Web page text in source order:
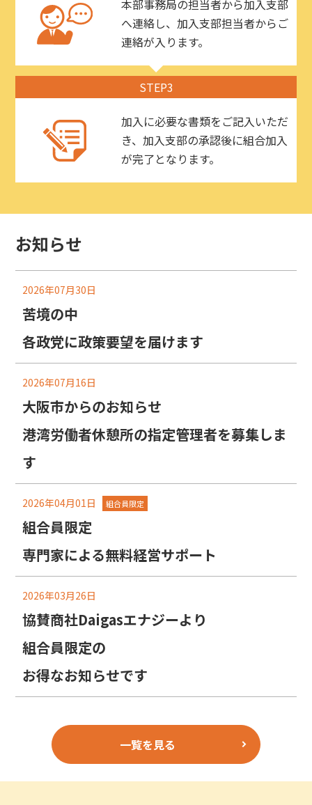
本部事務局の担当者から加入支部
へ連絡し、加入支部担当者からご
連絡が入ります。
STEP3
加入に必要な書類をご記入いただ
き、加入支部の承認後に組合加入
が完了となります。
お知らせ
2026年07月30日
苦境の中
各政党に政策要望を届けます
2026年07月16日
大阪市からのお知らせ
港湾労働者休憩所の指定管理者を募集しま
す
2026年04月01日 組合員限定
組合員限定
専門家による無料経営サポート
2026年03月26日
協賛商社Daigasエナジーより
組合員限定の
お得なお知らせです
一覧を見る